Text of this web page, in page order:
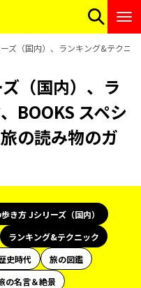
ズ（国内）、ランキング&テクニ
（国内）、ラ
BOOKS スペシ
の読み物のガ
き方 Jシリーズ（国内）
ランキング&テクニック
史時代
旅の図鑑
の名言＆絶景